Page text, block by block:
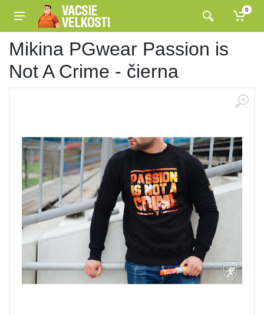
0
Mikina PGwear Passion is
Not A Crime - čierna